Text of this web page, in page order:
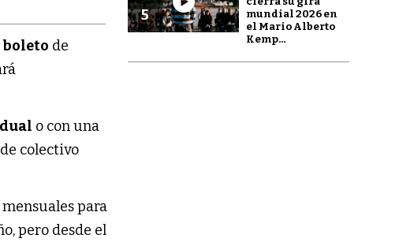
boleto de
o con una
colectivo
para
pero desde el
5
mundial 2026 en
el Mario Alberto
Kemp...